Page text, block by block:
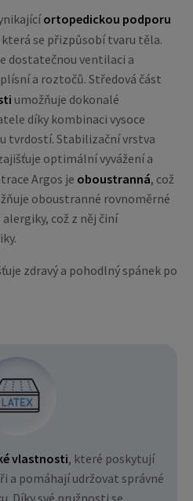
ortopedickou podporu
která se přizpůsobí tvaru těla.
dostatečnou ventilaci a
a roztočů. Středová část
umožňuje dokonalé
díky kombinaci vysoce
tvrdostí. Stabilizační vrstva
optimální vyvážení a
Argos je oboustranná, což
oboustranné rovnoměrné
což z něj činí
zdravý a pohodlný spánek po
vlastnosti, které poskytují
a pomáhají udržovat správné
Díky své pružnosti se